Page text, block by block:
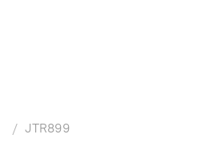
JTR899